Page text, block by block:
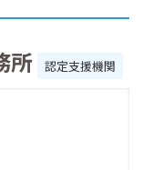
所 認定支援機関